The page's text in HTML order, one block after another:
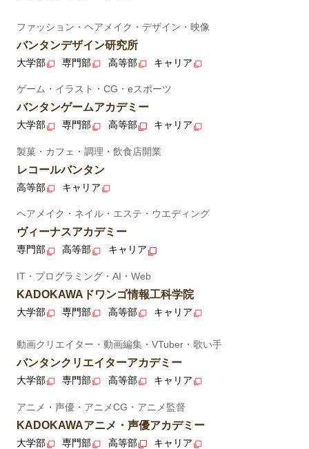
ファッション・ヘアメイク・デザイン・映像
バンタンデザイン研究所
大学部 専門部 高等部 キャリア
ゲーム・イラスト・CG・eスポーツ
バンタンゲームアカデミー
大学部 専門部 高等部 キャリア
製菓・カフェ・調理・飲食店開業
レコールバンタン
高等部 キャリア
ヘアメイク・ネイル・エステ・ウエディング
ヴィーナスアカデミー
専門部 高等部 キャリア
IT・プログラミング・AI・Web
KADOKAWAドワンゴ情報工科学院
大学部 専門部 高等部 キャリア
動画クリエイター・動画編集・VTuber・歌い手
バンタンクリエイターアカデミー
大学部 専門部 高等部 キャリア
アニメ・声優・アニメCG・アニメ監督
KADOKAWAアニメ・声優アカデミー
大学部 専門部 高等部 キャリア